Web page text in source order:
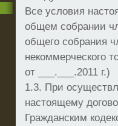
Все условия
общем собрании
общего собрания
некоммерческого
от ___.___.2011 г.)
1.3. При
настоящему
Гражданским